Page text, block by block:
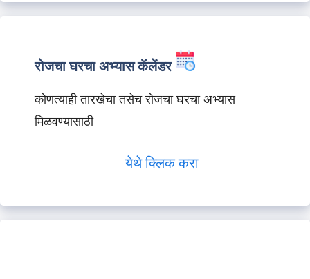
रोजचा घरचा अभ्यास कॅलेंडर
कोणत्याही तारखेचा तसेच रोजचा घरचा अभ्यास
मिळवण्यासाठी
येथे क्लिक करा